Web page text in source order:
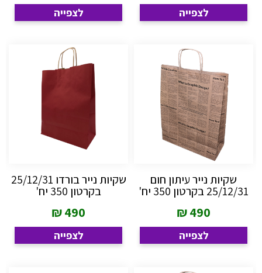
לצפייה לצפייה
שקיות נייר עיתון חום
25/12/31 בקרטון 350 יח'
490
₪
לצפייה
שקיות נייר בורדו 25/12/31
בקרטון 350 יח'
490
₪
לצפייה